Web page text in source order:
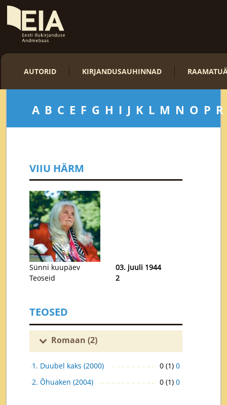
AUTORID KIRJANDUSAUHINNAD
A B C E F G H I J K L M N O P R
VIIU HÄRM
Sünni kuupäev
Teoseid
03. juuli 1944
2
TEOSED
Romaan (2)
1. Duubel kaks (2000) 0 (1) 0
2. Õhuaken (2004)
0 (1) 0